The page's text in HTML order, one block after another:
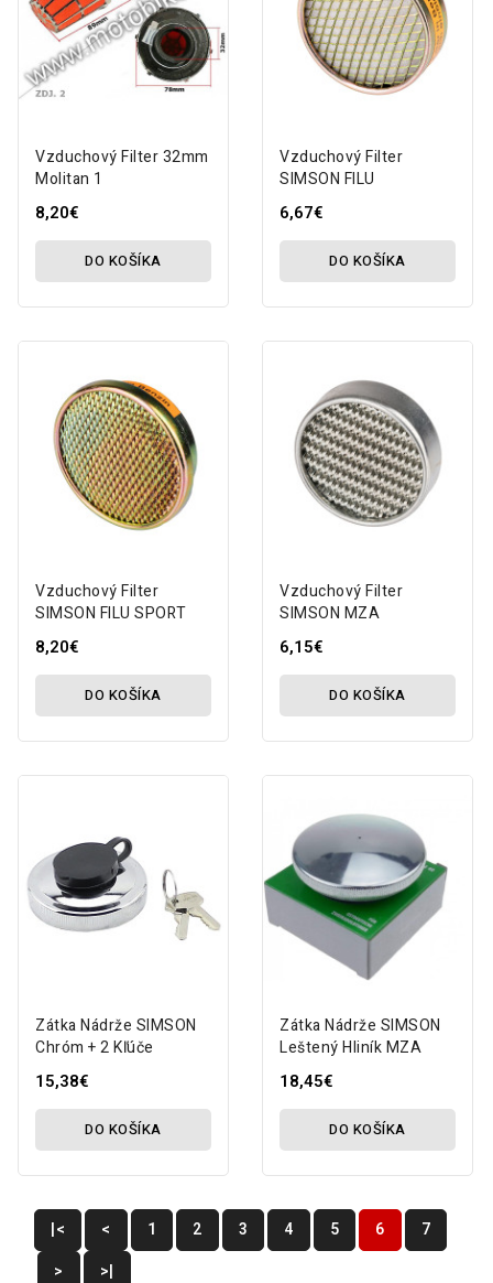
Vzduchový Filter 32mm
Molitan 1
8,20€
DO KOŠÍKA
Vzduchový Filter
SIMSON FILU
6,67€
DO KOŠÍKA
Vzduchový Filter
SIMSON FILU SPORT
8,20€
DO KOŠÍKA
Vzduchový Filter
SIMSON MZA
6,15€
DO KOŠÍKA
Zátka Nádrže SIMSON
Chróm + 2 Kľúče
15,38€
DO KOŠÍKA
Zátka Nádrže SIMSON
Leštený Hliník MZA
18,45€
DO KOŠÍKA
|< < 1 2 3 4 5 6
7
>
>|